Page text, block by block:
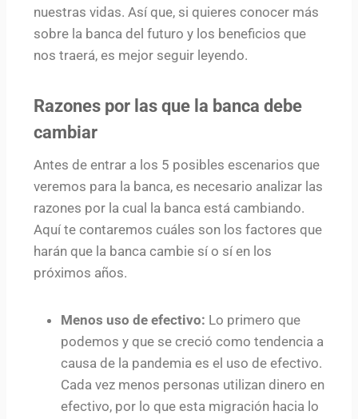
nuestras vidas. Así que, si quieres conocer más
sobre la banca del futuro y los beneficios que
nos traerá, es mejor seguir leyendo.
Razones por las que la banca debe
cambiar
Antes de entrar a los 5 posibles escenarios que
veremos para la banca, es necesario analizar las
razones por la cual la banca está cambiando.
Aquí te contaremos cuáles son los factores que
harán que la banca cambie sí o sí en los
próximos años.
Menos uso de efectivo: Lo primero que
podemos y que se creció como tendencia a
causa de la pandemia es el uso de efectivo.
Cada vez menos personas utilizan dinero en
efectivo, por lo que esta migración hacia lo